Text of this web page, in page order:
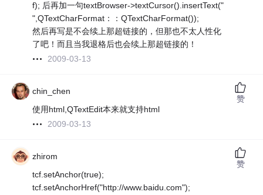
f); 后再加一句textBrowser->textCursor().insertText("
",QTextCharFormat：：QTextCharFormat());
然后再写是不会续上那超链接的，但那也不太人性化
了吧！而且当我退格后也会续上那超链接的！
2009-03-13
chin_chen
使用html,QTextEdit本来就支持html
2009-03-13
赞
zhirom
tcf.setAnchor(true);
tcf.setAnchorHref("http://www.baidu.com");
赞